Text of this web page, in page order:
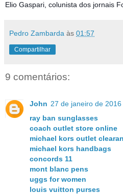
Elio Gaspari, colunista dos jornais
Pedro Zambarda às 01:57
Compartilhar
9 comentários:
John 27 de janeiro de
ray ban sunglasses
coach outlet store online
michael kors outlet
michael kors handbags
concords 11
mont blanc pens
uggs for women
louis vuitton purses